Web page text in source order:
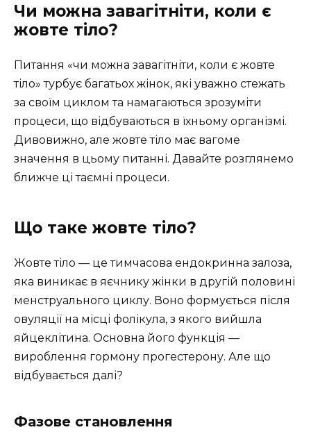
Чи можна завагітніти, коли є
жовте тіло?
Питання «чи можна завагітніти, коли є жовте
тіло» турбує багатьох жінок, які уважно стежать
за своїм циклом та намагаються зрозуміти
процеси, що відбуваються в їхньому організмі.
Дивовижно, але жовте тіло має вагоме
значення в цьому питанні. Давайте розглянемо
ближче ці таємні процеси.
Що таке жовте тіло?
Жовте тіло — це тимчасова ендокринна залоза,
яка виникає в яєчнику жінки в другій половині
менструального циклу. Воно формується після
овуляції на місці фолікула, з якого вийшла
яйцеклітина. Основна його функція —
вироблення гормону прогестерону. Але що
відбувається далі?
Фазове становлення